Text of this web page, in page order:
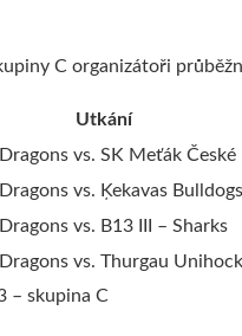
C organizátoři
Utkání
vs. SK Meťák
vs. Ķekavas Bulldogs
vs. B13 III – Sharks
vs. Thurgau
– skupina C